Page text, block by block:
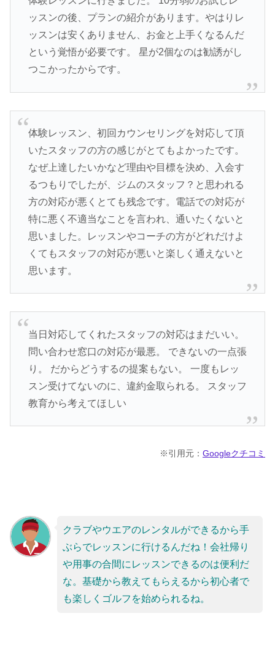
ッスンの後、プランの紹介があります。やはりレ
ッスンは安くありません、お金と上手くなるんだ
という覚悟が必要です。 星が2個なのは勧誘がし
つこかったからです。
体験レッスン、初回カウンセリングを対応して頂
いたスタッフの方の感じがとてもよかったです。
なぜ上達したいかなど理由や目標を決め、入会す
るつもりでしたが、ジムのスタッフ？と思われる
方の対応が悪くとても残念です。電話での対応が
特に悪く不適当なことを言われ、通いたくないと
思いました。レッスンやコーチの方がどれだけよ
くてもスタッフの対応が悪いと楽しく通えないと
思います。
当日対応してくれたスタッフの対応はまだいい。
問い合わせ窓口の対応が最悪。 できないの一点張
り。 だからどうするの提案もない。 一度もレッ
スン受けてないのに、違約金取られる。 スタッフ
教育から考えてほしい
※引用元： Googleクチコミ
クラブやウエアのレンタルができるから手
ぶらでレッスンに行けるんだね！会社帰り
や用事の合間にレッスンできるのは便利だ
な。基礎から教えてもらえるから初心者で
も楽しくゴルフを始められるね。